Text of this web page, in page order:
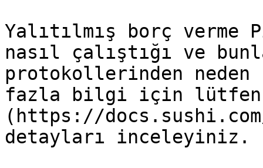
Yalıtılmış borç verme
nasıl çalıştığı ve
protokollerinden neden
fazla bilgi için lütfen
(https://
detayları inceleyiniz.